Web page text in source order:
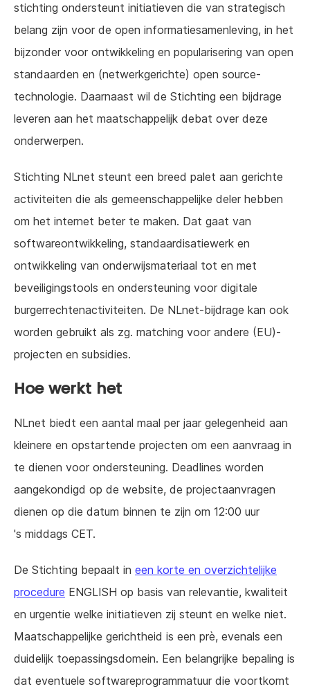
stichting ondersteunt initiatieven die van strategisch
belang zijn voor de open informatiesamenleving, in het
bijzonder voor ontwikkeling en popularisering van open
standaarden en (netwerkgerichte) open source-
technologie. Daarnaast wil de Stichting een bijdrage
leveren aan het maatschappelijk debat over deze
onderwerpen.
Stichting NLnet steunt een breed palet aan gerichte
activiteiten die als gemeenschappelijke deler hebben
om het internet beter te maken. Dat gaat van
softwareontwikkeling, standaardisatiewerk en
ontwikkeling van onderwijsmateriaal tot en met
beveiligingstools en ondersteuning voor digitale
burgerrechtenactiviteiten. De NLnet-bijdrage kan ook
worden gebruikt als zg. matching voor andere (EU)-
projecten en subsidies.
Hoe werkt het
NLnet biedt een aantal maal per jaar gelegenheid aan
kleinere en opstartende projecten om een aanvraag in
te dienen voor ondersteuning. Deadlines worden
aangekondigd op de website, de projectaanvragen
dienen op die datum binnen te zijn om 12:00 uur
's middags CET.
De Stichting bepaalt in een korte en overzichtelijke
procedure ENGLISH op basis van relevantie, kwaliteit
en urgentie welke initiatieven zij steunt en welke niet.
Maatschappelijke gerichtheid is een prè, evenals een
duidelijk toepassingsdomein. Een belangrijke bepaling is
dat eventuele softwareprogrammatuur die voortkomt